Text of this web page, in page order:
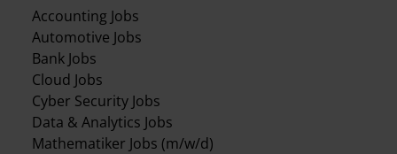
Accounting Jobs
Automotive Jobs
Bank Jobs
Cloud Jobs
Cyber Security Jobs
Data & Analytics Jobs
Mathematiker Jobs (m/w/d)